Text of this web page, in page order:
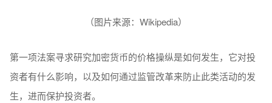
（图片来源：Wikipedia）
第一项法案寻求研究加密货币的价格操纵是如何发生，它对投
资者有什么影响，以及如何通过监管改革来防止此类活动的发
生，进而保护投资者。